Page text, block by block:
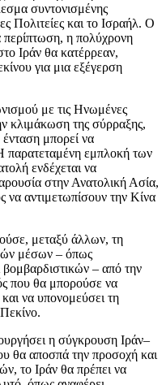
συντονισμένης
Πολιτείες και το Ισραήλ. Ο
περίπτωση, η πολύχρονη
Ιράν θα κατέρρεαν,
για μια εξέγερση
με τις Ηνωμένες
κλιμάκωση της σύρραξης,
μπορεί να
παρατεταμένη εμπλοκή των
ενδέχεται να
στην Ανατολική Ασία,
να αντιμετωπίσουν την Κίνα
μεταξύ άλλων, τη
μέσων – όπως
– από την
που θα μπορούσε να
να υπονομεύσει τη
η σύγκρουση Ιράν–
θα αποσπά την προσοχή και
το Ιράν θα πρέπει να